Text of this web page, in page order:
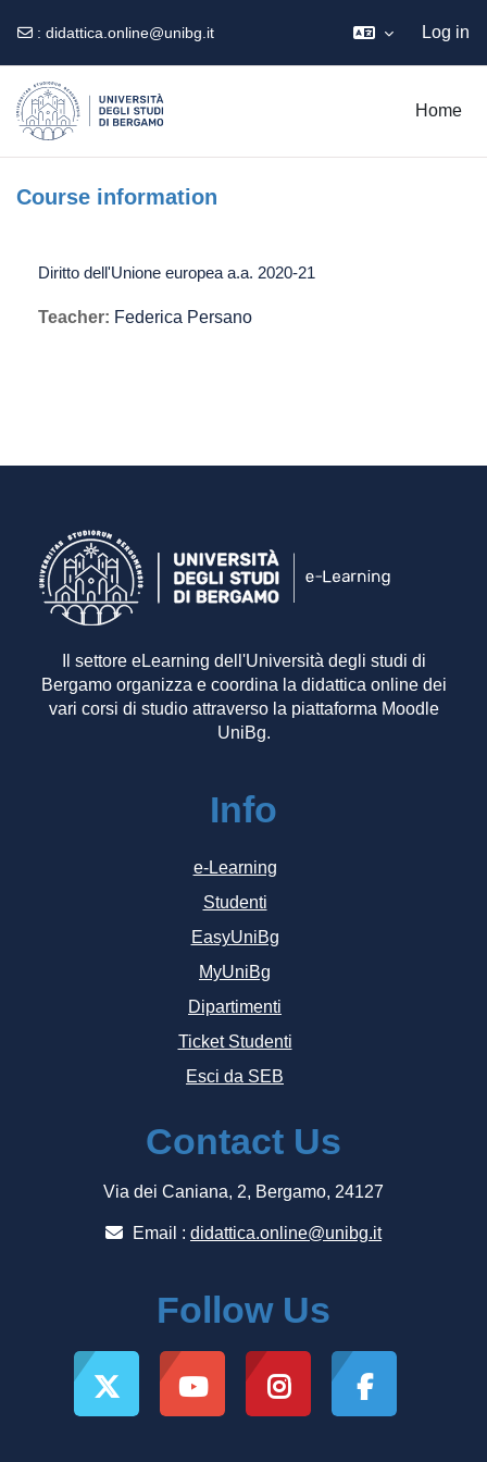
: didattica.online@unibg.it Log in
Home
Course information
Diritto dell'Unione europea a.a. 2020-21
Teacher: Federica Persano
Il settore eLearning dell'Università degli studi di
Bergamo organizza e coordina la didattica online dei
vari corsi di studio attraverso la piattaforma Moodle
UniBg.
Info
e-Learning
Studenti
EasyUniBg
MyUniBg
Dipartimenti
Ticket Studenti
Esci da SEB
Contact Us
Via dei Caniana, 2, Bergamo, 24127
Email : didattica.online@unibg.it
Follow Us